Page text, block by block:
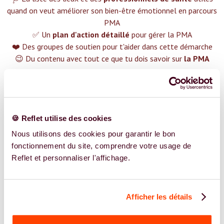
🍪 Reflet utilise des cookies
Nous utilisons des cookies pour garantir le bon
fonctionnement du site, comprendre votre usage de
Reflet et personnaliser l'affichage.
Afficher les détails
quand on veut améliorer son bien-être émotionnel en parcours
PMA
✅ Un plan d'action détaillé pour gérer la PMA
❤️ Des groupes de soutien pour t'aider dans cette démarche
😉 Du contenu avec tout ce que tu dois savoir sur la PMA
REJOIGNEZ NOS EXPERT.E.S
Vous êtes Ostéopathe expert.e.s en PMA ?
Vous êtes Ostéopathe spécialiste dans dans